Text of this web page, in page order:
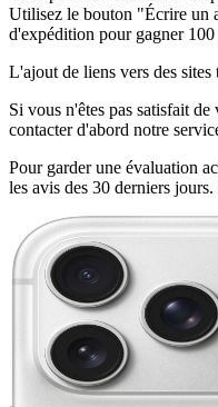
Utilisez le bouton "Écrire un
d'expédition pour gagner
L'ajout de liens vers des sites
Si vous n'êtes pas satisfait
contacter d'abord notre
Pour garder une évaluation
les avis des 30 derniers